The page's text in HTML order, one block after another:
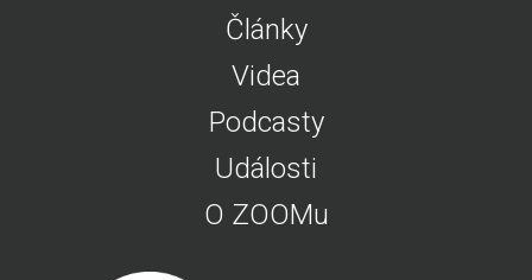
Články
Videa
Podcasty
Události
O ZOOMu